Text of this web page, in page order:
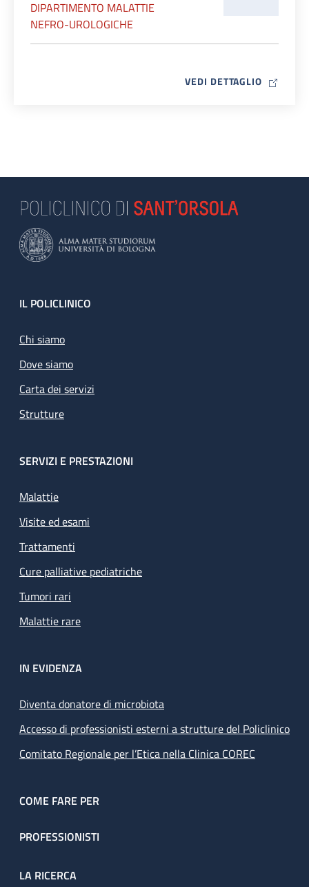
DIPARTIMENTO MALATTIE
NEFRO-UROLOGICHE
VEDI DETTAGLIO MAP ICON
Footer
IL POLICLINICO
Chi siamo
Dove siamo
Carta dei servizi
Strutture
SERVIZI E PRESTAZIONI
Malattie
Visite ed esami
Trattamenti
Cure palliative pediatriche
Tumori rari
Malattie rare
IN EVIDENZA
Diventa donatore di microbiota
Accesso di professionisti esterni a strutture del Policlinico
Comitato Regionale per l’Etica nella Clinica COREC
COME FARE PER
PROFESSIONISTI
LA RICERCA